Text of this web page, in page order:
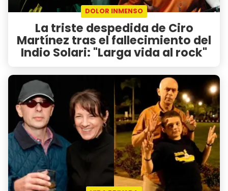
DOLOR INMENSO
La triste despedida de Ciro
Martínez tras el fallecimiento del
Indio Solari: "Larga vida al rock"